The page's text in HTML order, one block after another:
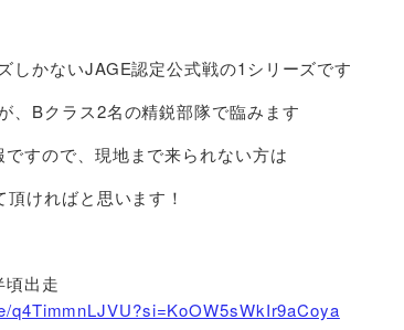
しかないJAGE認定公式戦の1シリーズです
、Bクラス2名の精鋭部隊で臨みます
すので、現地まで来られない方は
ければと思います！
出走
q4TimmnLJVU?si=KoOW5sWkIr9aCoya